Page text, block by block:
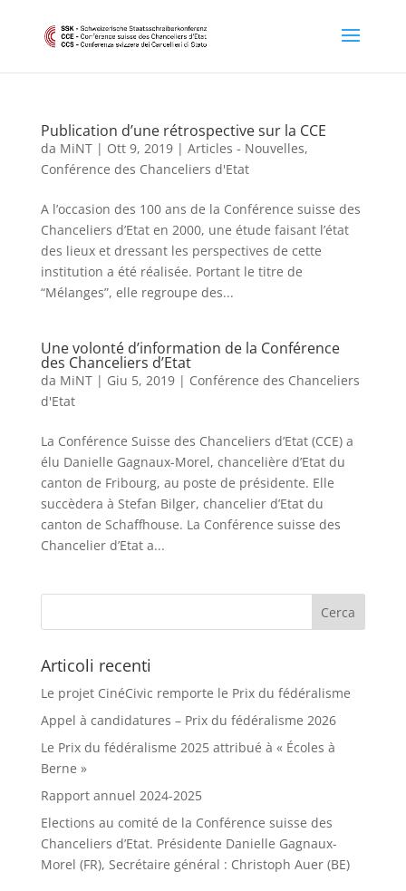
Publication d’une rétrospective sur la CCE
da MiNT| Ott 9, 2019| Articles - Nouvelles,
Conférence des Chanceliers d'Etat
A l’occasion des 100 ans de la Conférence suisse des
Chanceliers d’Etat en 2000, une étude faisant l’état
des lieux et dressant les perspectives de cette
institution a été réalisée. Portant le titre de
“Mélanges”, elle regroupe des...
Une volonté d’information de la Conférence
des Chanceliers d’Etat
da MiNT| Giu 5, 2019| Conférence des Chanceliers
d'Etat
La Conférence Suisse des Chanceliers d’Etat (CCE) a
élu Danielle Gagnaux-Morel, chancelière d’Etat du
canton de Fribourg, au poste de présidente. Elle
succèdera à Stefan Bilger, chancelier d’Etat du
canton de Schaffhouse. La Conférence suisse des
Chancelier d’Etat a...
Articoli recenti
Le projet CinéCivic remporte le Prix du fédéralisme
Appel à candidatures – Prix du fédéralisme 2026
Le Prix du fédéralisme 2025 attribué à « Écoles à
Berne »
Rapport annuel 2024-2025
Elections au comité de la Conférence suisse des
Chanceliers d’Etat. Présidente Danielle Gagnaux-
Morel (FR), Secrétaire général : Christoph Auer (BE)